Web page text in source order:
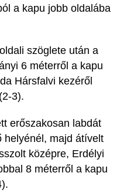
a kapu jobb oldalába
szöglete után a
6 méterről a kapu
Hársfalvi kezéről
3).
erőszakosan labdát
helyénél, majd átívelt
középre, Erdélyi
8 méterről a kapu
).